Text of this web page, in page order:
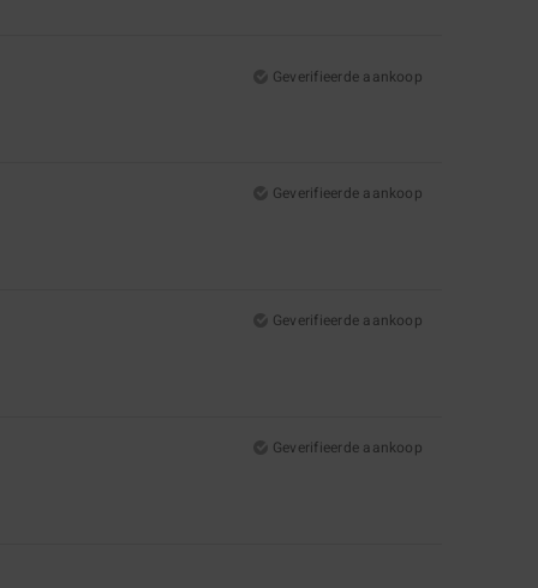
Geverifieerde aankoop
Geverifieerde aankoop
Geverifieerde aankoop
Geverifieerde aankoop